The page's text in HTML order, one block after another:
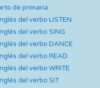
de primaria
del verbo LISTEN
del verbo SING
del verbo DANCE
del verbo READ
del verbo WRITE
del verbo SIT